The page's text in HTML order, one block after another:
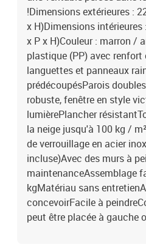
!Dimensions extérieures :
x H)Dimensions
x P x H)Couleur : marron /
plastique (PP) avec renfort
languettes et panneaux
prédécoupésParois
robuste, fenêtre en style
lumièrePlancher
la neige jusqu'à 100 kg /
de verrouillage en acier
incluse)Avec des murs à
maintenanceAssemblage
kgMatériau sans
concevoirFacile à
peut être placée à gauche